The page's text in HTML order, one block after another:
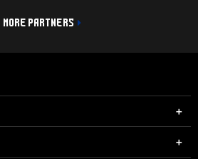
MORE PARTNERS